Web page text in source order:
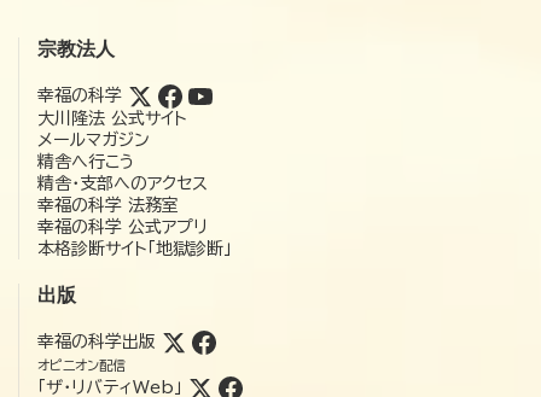
宗教法人
幸福の科学
大川隆法 公式サイト
メールマガジン
精舎へ行こう
精舎・支部へのアクセス
幸福の科学 法務室
幸福の科学 公式アプリ
本格診断サイト「地獄診断」
出版
幸福の科学出版
オピニオン配信
「ザ・リバティWeb」